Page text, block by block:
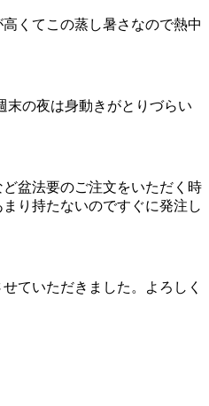
くてこの蒸し暑さなので熱中
末の夜は身動きがとりづらい
盆法要のご注文をいただく時
り持たないのですぐに発注し
ていただきました。よろしく